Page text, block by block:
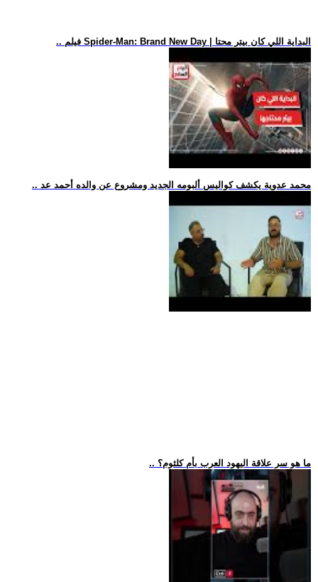
.. فيلم Spider-Man: Brand New Day | البداية اللي كان بيتر محتا
.. محمد عدوية يكشف كواليس ألبومه الجديد ومشروع عن والده أحمد عد
.. ما هو سر علاقة اليهود العرب بأم كلثوم؟